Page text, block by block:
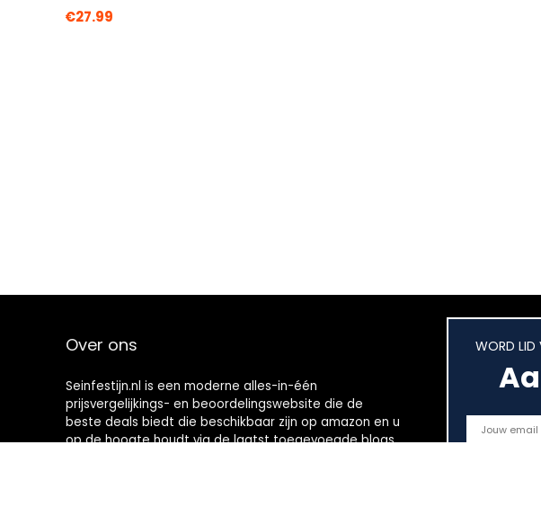
€27.99
Over ons
Seinfestijn.nl is een moderne alles-in-één
prijsvergelijkings- en beoordelingswebsite die de
beste deals biedt die beschikbaar zijn op amazon en u
op de hoogte houdt via de laatst toegevoegde blogs.
WORD LID